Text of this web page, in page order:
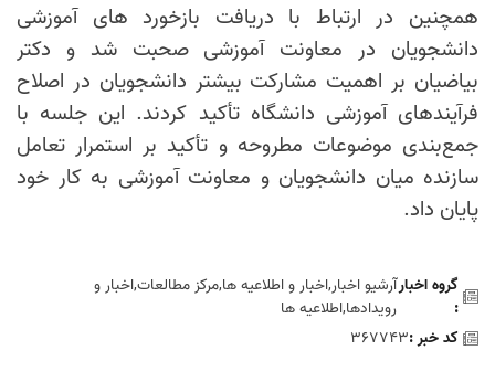
همچنین در ارتباط با دریافت بازخورد های آموزشی
دانشجویان در معاونت آموزشی صحبت شد و دکتر
بیاضیان بر اهمیت مشارکت بیشتر دانشجویان در اصلاح
فرآیندهای آموزشی دانشگاه تأکید کردند. این جلسه با
جمع‌بندی موضوعات مطروحه و تأکید بر استمرار تعامل
سازنده میان دانشجویان و معاونت آموزشی به کار خود
پایان داد.
گروه اخبار
:
آرشیو اخبار,اخبار و اطلاعیه ها,مرکز مطالعات,اخبار و
رويدادها,اطلاعيه ها
کد خبر :367743